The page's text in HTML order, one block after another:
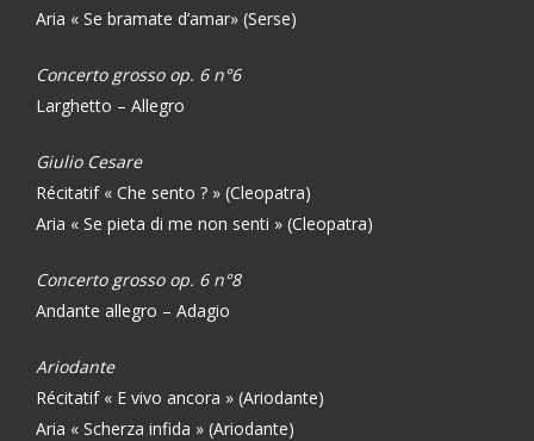
Aria « Se bramate d’amar» (Serse)
Concerto grosso op. 6 n°6
Larghetto – Allegro
Giulio Cesare
Récitatif « Che sento ? » (Cleopatra)
Aria « Se pieta di me non senti » (Cleopatra)
Concerto grosso op. 6 n°8
Andante allegro – Adagio
Ariodante
Récitatif « E vivo ancora » (Ariodante)
Aria « Scherza infida » (Ariodante)